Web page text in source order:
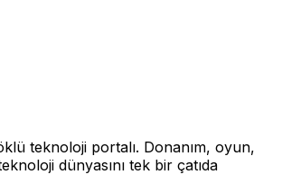
teknoloji portalı. Donanım, oyun,
dünyasını tek bir çatıda